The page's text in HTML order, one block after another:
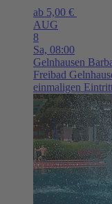
ab 5,00 €
AUG
8
Sa, 08:00
Gelnhausen
Freibad
einmaligen